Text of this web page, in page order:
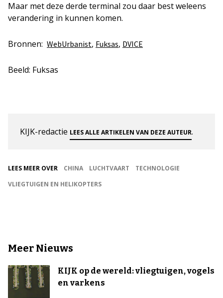
Maar met deze derde terminal zou daar best weleens
verandering in kunnen komen.
Bronnen: WebUrbanist, Fuksas, DVICE
Beeld: Fuksas
KIJK-redactie LEES ALLE ARTIKELEN VAN DEZE AUTEUR.
LEES MEER OVER CHINA LUCHTVAART
TECHNOLOGIE
VLIEGTUIGEN EN HELIKOPTERS
Meer Nieuws
KIJK op de wereld: vliegtuigen, vogels
en varkens